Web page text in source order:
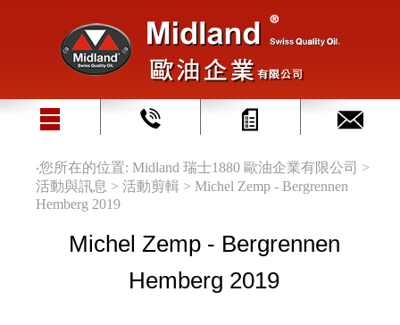
‧您所在的位置: Midland 瑞士1880 歐油企業有限公司 >
活動與訊息 > 活動剪輯 > Michel Zemp - Bergrennen
Hemberg 2019
Michel Zemp - Bergrennen
Hemberg 2019